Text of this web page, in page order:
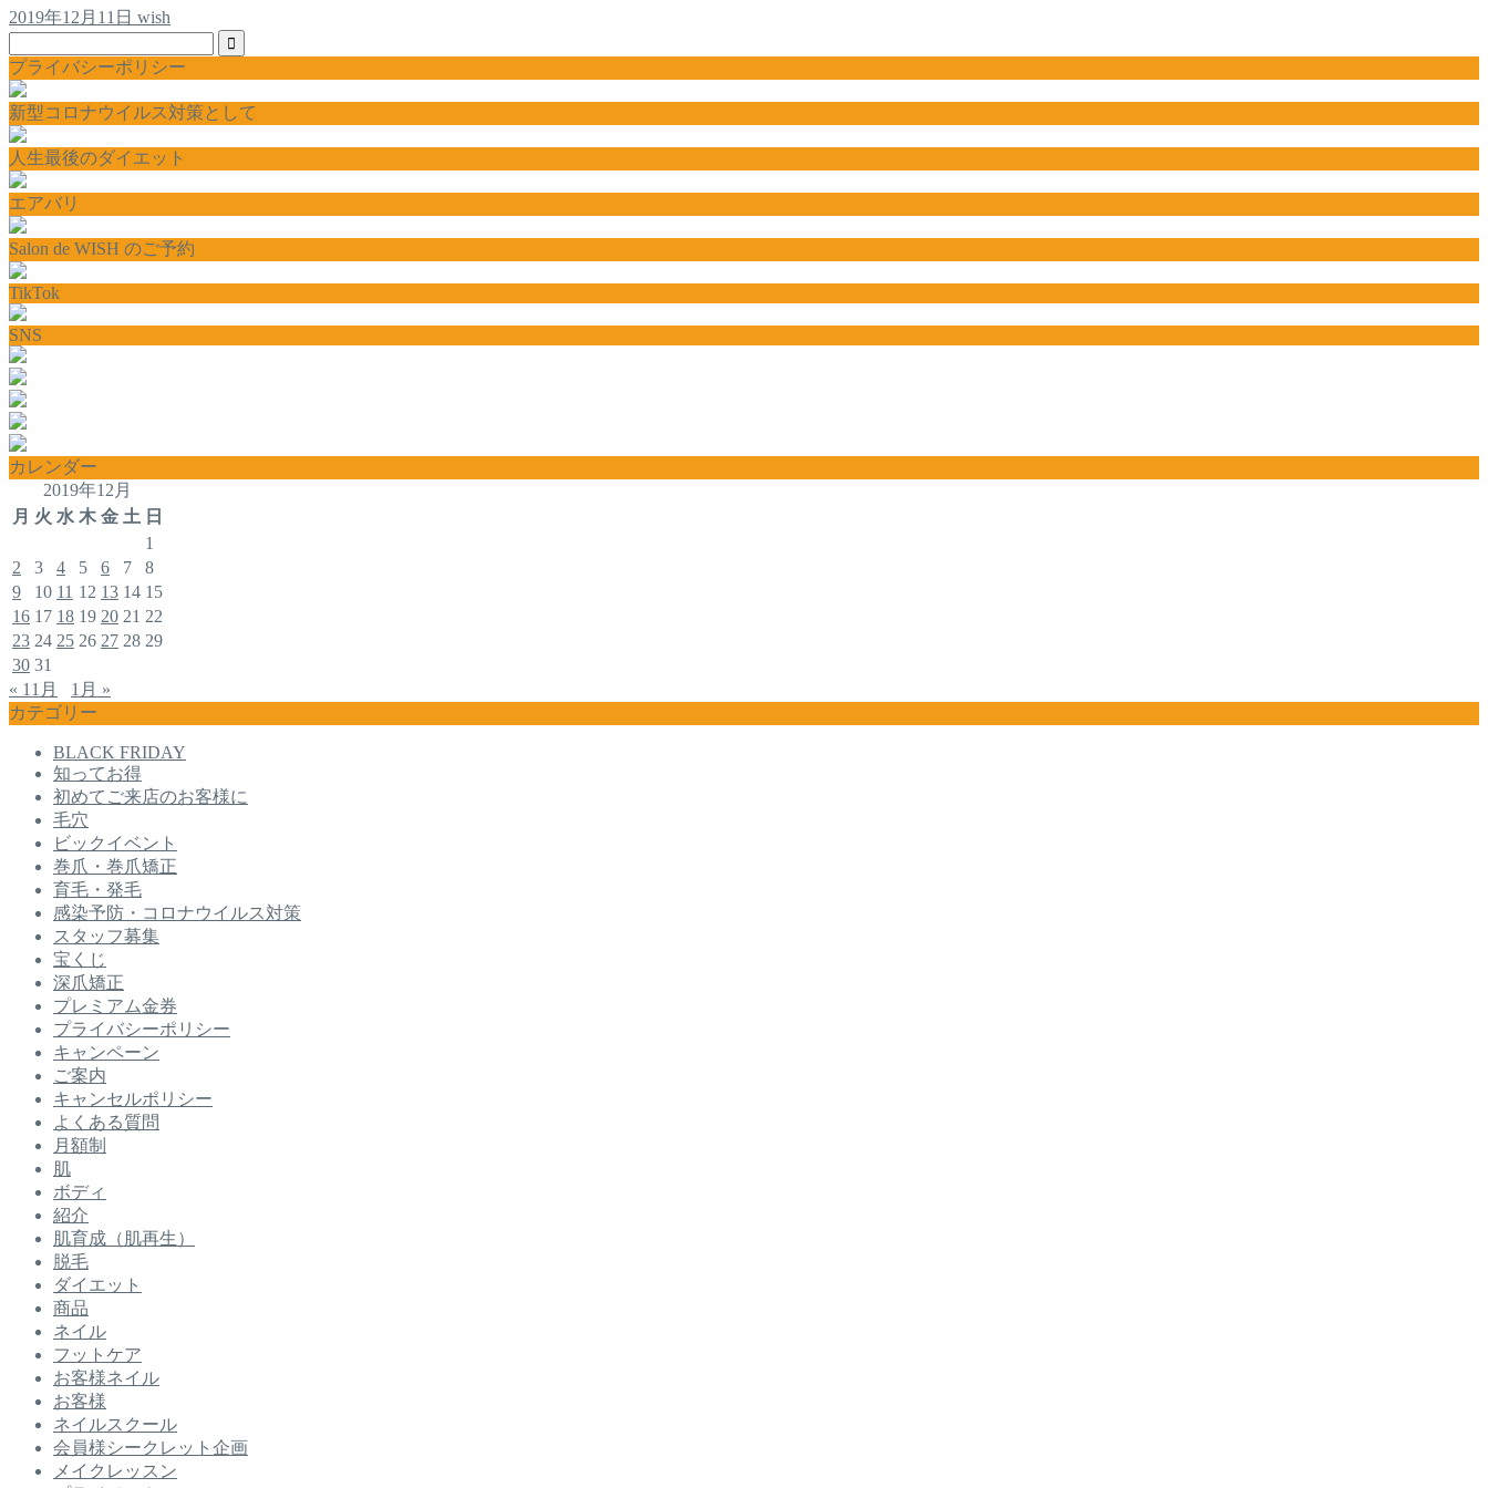
2019年12月11日 wish
プライバシーポリシー
新型コロナウイルス対策として
人生最後のダイエット
エアバリ
Salon de WISH のご予約
TikTok
SNS
カレンダー
2019年12月
月 火 水 木 金 土 日
1
2
3 4 5 6 7
8
9
10 11 12 13 14 15
16 17 18 19 20 21 22
23 24 25 26 27 28 29
30 31
« 11月
1月 »
カテゴリー
BLACK FRIDAY
知ってお得
初めてご来店のお客様に
毛穴
ビックイベント
巻爪・巻爪矯正
育毛・発毛
感染予防・コロナウイルス対策
スタッフ募集
宝くじ
深爪矯正
プレミアム金券
プライバシーポリシー
キャンペーン
ご案内
キャンセルポリシー
よくある質問
月額制
肌
ボディ
紹介
肌育成（肌再生）
脱毛
ダイエット
商品
ネイル
フットケア
お客様ネイル
お客様
ネイルスクール
会員様シークレット企画
メイクレッスン